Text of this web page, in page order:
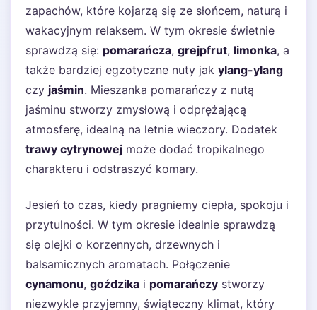
zapachów, które kojarzą się ze słońcem, naturą i
wakacyjnym relaksem. W tym okresie świetnie
sprawdzą się: pomarańcza, grejpfrut, limonka, a
także bardziej egzotyczne nuty jak ylang-ylang
czy jaśmin. Mieszanka pomarańczy z nutą
jaśminu stworzy zmysłową i odprężającą
atmosferę, idealną na letnie wieczory. Dodatek
trawy cytrynowej może dodać tropikalnego
charakteru i odstraszyć komary.
Jesień to czas, kiedy pragniemy ciepła, spokoju i
przytulności. W tym okresie idealnie sprawdzą
się olejki o korzennych, drzewnych i
balsamicznych aromatach. Połączenie
cynamonu, goździka i pomarańczy stworzy
niezwykle przyjemny, świąteczny klimat, który